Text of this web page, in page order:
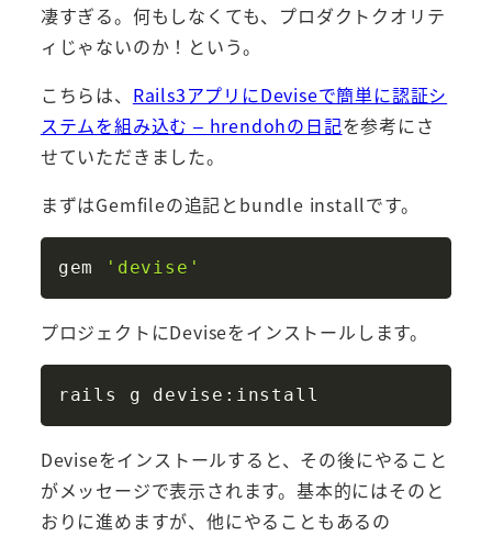
凄すぎる。何もしなくても、プロダクトクオリテ
ィじゃないのか！という。
こちらは、 Rails3アプリにDeviseで簡単に認証シ
ステムを組み込む – hrendohの日記を参考にさ
せていただきました。
まずはGemfileの追記とbundle installです。
gem 'devise'
プロジェクトにDeviseをインストールします。
Deviseをインストールすると、その後にやること
がメッセージで表示されます。基本的にはそのと
おりに進めますが、他にやることもあるの